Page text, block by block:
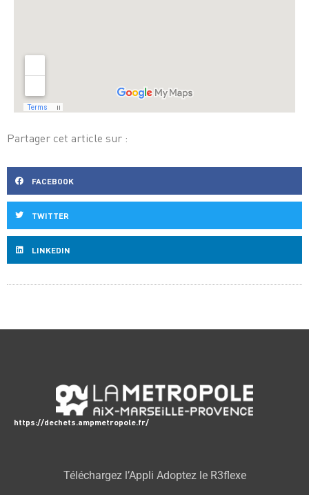
Partager cet article sur :
FACEBOOK
TWITTER
LINKEDIN
https://dechets.ampmetropole.fr/
Téléchargez l’Appli Adoptez le R3flexe